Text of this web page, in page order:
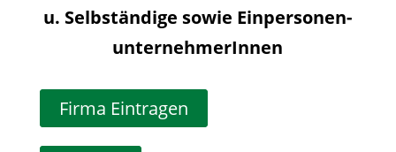
u. Selbständige sowie Einpersonen­
unternehmer­Innen
Firma Eintragen